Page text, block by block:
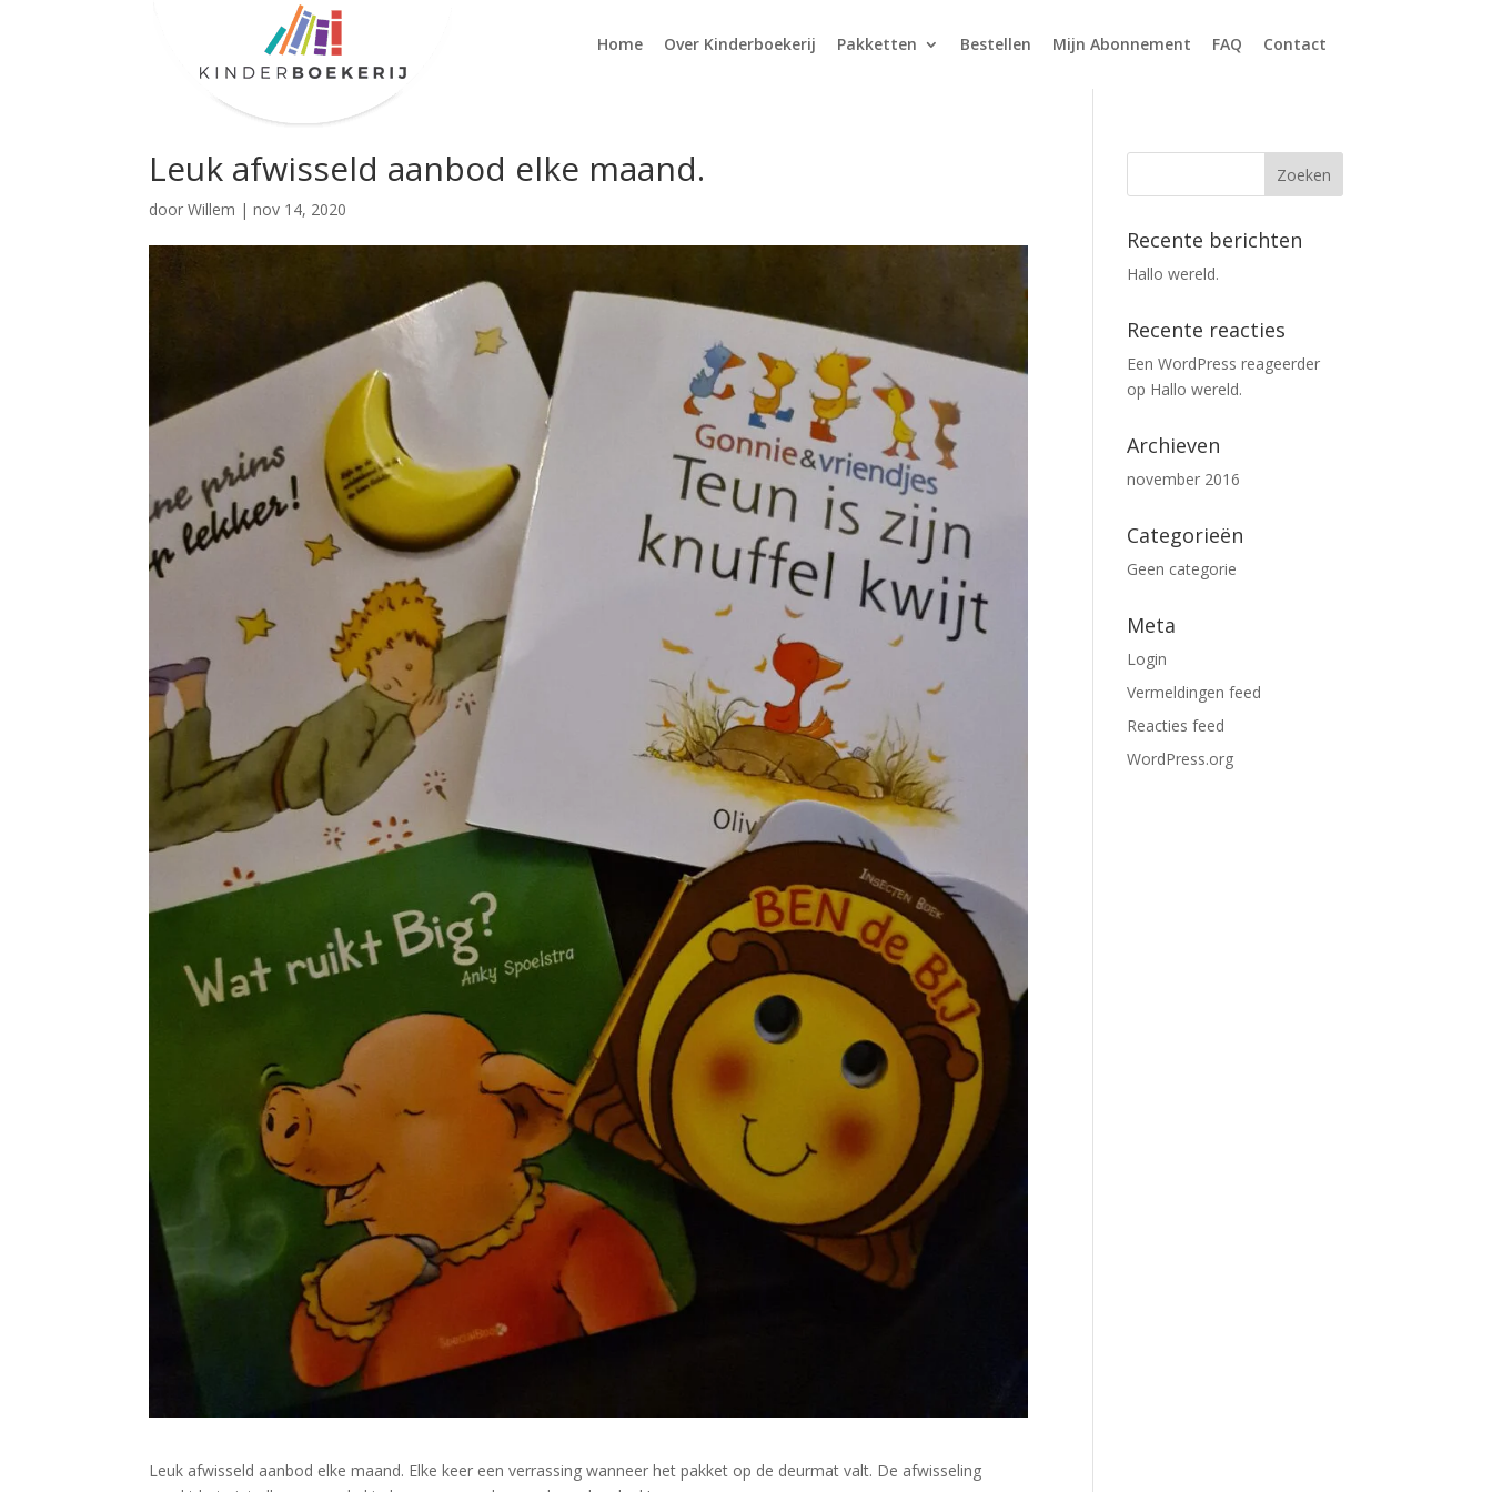
Home Over Kinderboekerij Pakketten Bestellen Mijn Abonnement FAQ Contact
Leuk afwisseld aanbod elke maand.
doorWillem |nov 14, 2020
Leuk afwisseld aanbod elke maand. Elke keer een verrassing wanneer het pakket op de deurmat valt. De afwisseling
Recente berichten
Hallo wereld.
Recente reacties
Een WordPress reageerder
op Hallo wereld.
Archieven
november 2016
Categorieën
Geen categorie
Meta
Login
Vermeldingen feed
Reacties feed
WordPress.org